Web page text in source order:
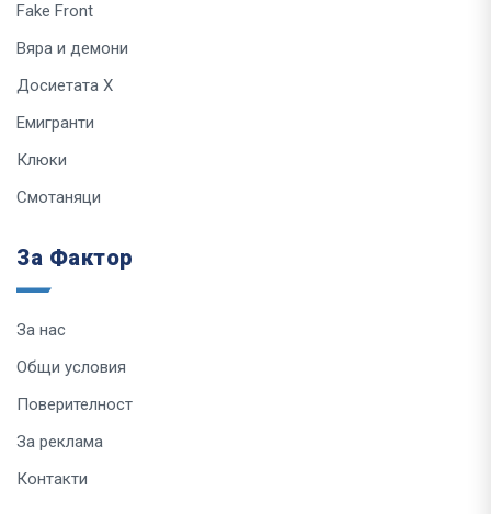
Fake Front
Вяра и демони
Досиетата Х
Емигранти
Клюки
Смотаняци
За Фактор
За нас
Общи условия
Поверителност
За реклама
Контакти